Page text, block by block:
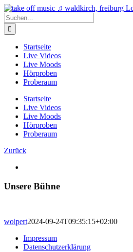
Zum
Inhalt
springen
Suche
nach:
Startseite
Live Videos
Live Moods
Hörproben
Proberaum
Startseite
Live Videos
Live Moods
Hörproben
Proberaum
Zurück
Bild
Unsere Bühne
wolpert2024-09-24T09:35:15+02:00
Impressum
Datenschutzerklärung